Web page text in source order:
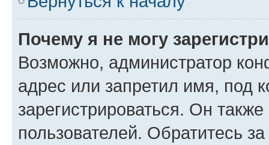
Почему я не могу
Возможно, администратор
адрес или запретил имя, под
зарегистрироваться. Он
пользователей. Обратитесь